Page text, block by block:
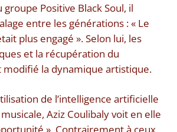
Positive Black Soul, il
entre les générations : « Le
plus engagé ». Selon lui, les
et la récupération du
la dynamique artistique.
de l’intelligence artificielle
Aziz Coulibaly voit en elle
». Contrairement à ceux